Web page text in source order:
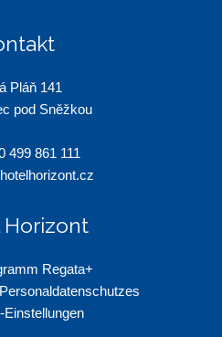
Pláň 141
pod Sněžkou
499 861 111
Horizont
Regata+
Einstellungen